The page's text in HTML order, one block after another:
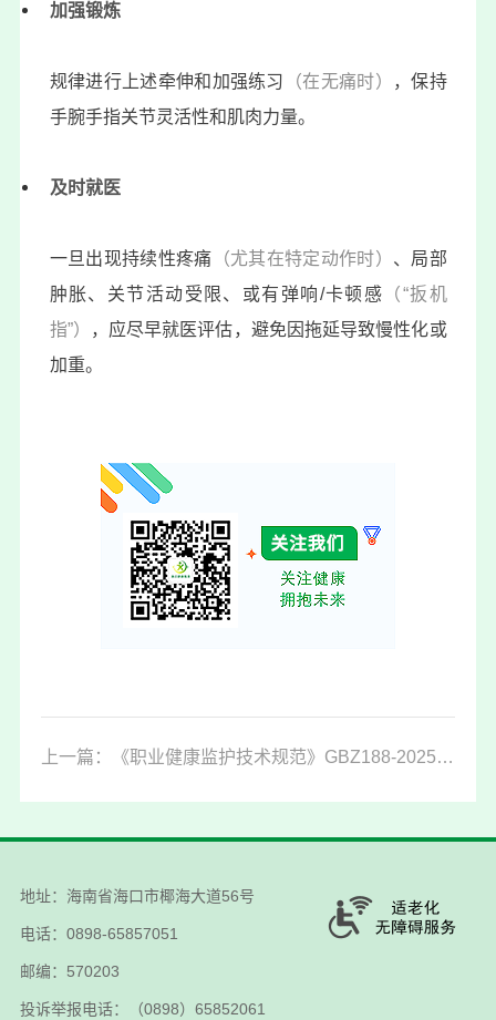
加强锻炼
规律进行上述牵伸和加强练习 （在无痛时）
，保持
手腕手指关节灵活性和肌肉力量。
及时就医
一旦出现持续性疼痛 （尤其在特定动作时） 、局部
肿胀、关节活动受限、或有弹响/卡顿感 （“扳机
指”）
，应尽早就医评估，避免因拖延导致慢性化或
加重。
上一篇：《职业健康监护技术规范》GBZ188-2025正式发布！跟2014年版比，有这些变化！
地址：海南省海口市椰海大道56号
电话：0898-65857051
邮编：570203
投诉举报电话：（0898）65852061